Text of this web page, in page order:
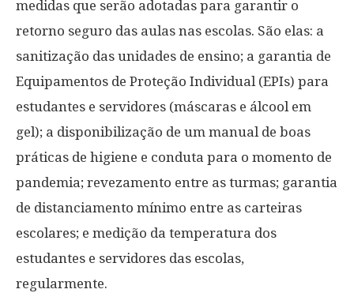
medidas que serão adotadas para garantir o
retorno seguro das aulas nas escolas. São elas: a
sanitização das unidades de ensino; a garantia de
Equipamentos de Proteção Individual (EPIs) para
estudantes e servidores (máscaras e álcool em
gel); a disponibilização de um manual de boas
práticas de higiene e conduta para o momento de
pandemia; revezamento entre as turmas; garantia
de distanciamento mínimo entre as carteiras
escolares; e medição da temperatura dos
estudantes e servidores das escolas,
regularmente.